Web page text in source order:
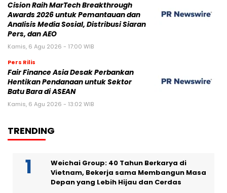
Cision Raih MarTech Breakthrough
Awards 2026 untuk Pemantauan dan
Analisis Media Sosial, Distribusi Siaran
Pers, dan AEO
Kamis, 6 Agu 2026 - 17:00 WIB
Pers Rilis
Fair Finance Asia Desak Perbankan
Hentikan Pendanaan untuk Sektor
Batu Bara di ASEAN
Kamis, 6 Agu 2026 - 13:02 WIB
TRENDING
Weichai Group: 40 Tahun Berkarya di
Vietnam, Bekerja sama Membangun Masa
Depan yang Lebih Hijau dan Cerdas